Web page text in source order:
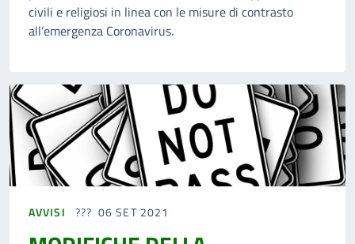
civili e religiosi in linea con le misure di contrasto
all’emergenza Coronavirus.
AVVISI 06 SET 2021